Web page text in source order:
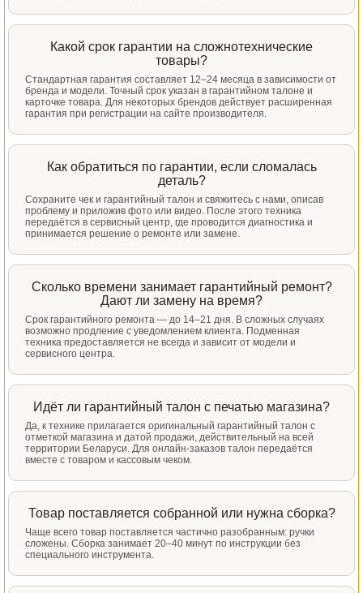
Какой срок гарантии на сложнотехнические
товары?
Стандартная гарантия составляет 12–24 месяца в зависимости от
бренда и модели. Точный срок указан в гарантийном талоне и
карточке товара. Для некоторых брендов действует расширенная
гарантия при регистрации на сайте производителя.
Как обратиться по гарантии, если сломалась
деталь?
Сохраните чек и гарантийный талон и свяжитесь с нами, описав
проблему и приложив фото или видео. После этого техника
передаётся в сервисный центр, где проводится диагностика и
принимается решение о ремонте или замене.
Сколько времени занимает гарантийный ремонт?
Дают ли замену на время?
Срок гарантийного ремонта — до 14–21 дня. В сложных случаях
возможно продление с уведомлением клиента. Подменная
техника предоставляется не всегда и зависит от модели и
сервисного центра.
Идёт ли гарантийный талон с печатью магазина?
Да, к технике прилагается оригинальный гарантийный талон с
отметкой магазина и датой продажи, действительный на всей
территории Беларуси. Для онлайн-заказов талон передаётся
вместе с товаром и кассовым чеком.
Товар поставляется собранной или нужна сборка?
Чаще всего товар поставляется частично разобранным: ручки
сложены. Сборка занимает 20–40 минут по инструкции без
специального инструмента.